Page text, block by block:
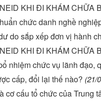
KHI ĐI KHÁM CHỮA
chức danh nghề
do sắp xếp đơn vị hành
KHI ĐI KHÁM CHỮA
nhiệm chức vụ lãnh đạo,
cấp, đổi lại thế nào? (21/
cấu tổ chức của Trung